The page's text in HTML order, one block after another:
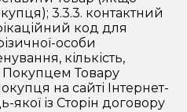
3.3.3. контактний
код для
особи
кількість,
Покупцем Товару
на сайті Інтернет-
якої із Сторін договору